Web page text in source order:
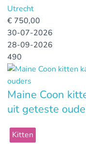
Utrecht
€ 750,00
30-07-2026
28-09-2026
490
Maine Coon
uit geteste
Kitten